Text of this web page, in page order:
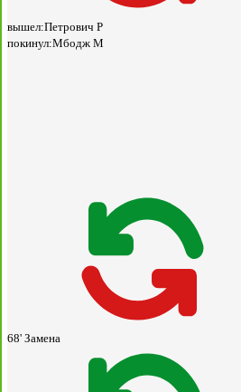
вышел:Петрович Р
покинул:Мбодж М
68' Замена